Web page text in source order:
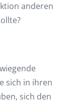
anderen
sich in ihren
sich den